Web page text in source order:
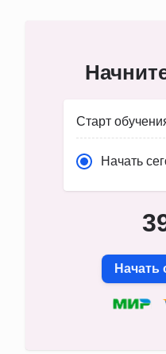
Старт
Начать
Начать